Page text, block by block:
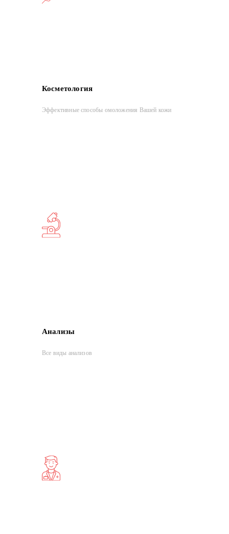
Косметология
Эффективные способы омоложения Вашей кожи
Анализы
Все виды анализов